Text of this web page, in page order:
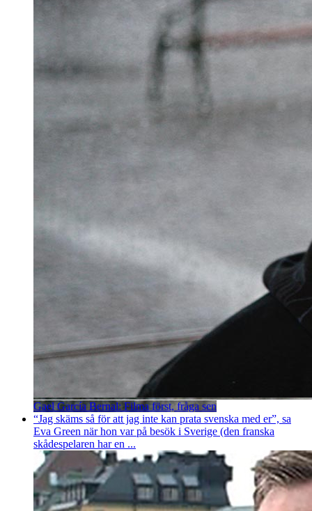
Gael García Bernal: Filma först, fråga sen
“Jag skäms så för att jag inte kan prata svenska med er”, sa
Eva Green när hon var på besök i Sverige (den franska
skådespelaren har en ...